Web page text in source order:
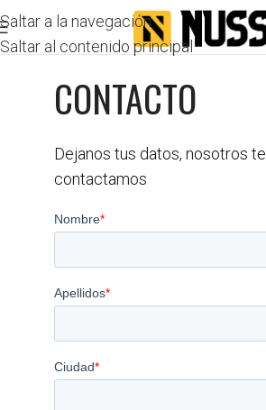
Saltar a la navegación
Saltar al contenido principal
CONTACTO
Dejanos tus datos, nosotros te
contactamos